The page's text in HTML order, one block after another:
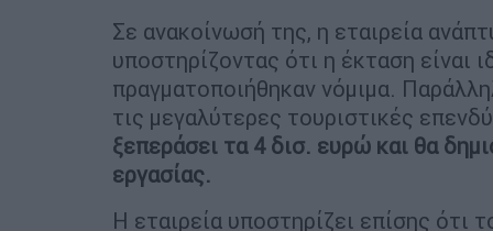
Σε ανακοίνωσή της, η εταιρεία
υποστηρίζοντας ότι η έκταση είναι
πραγματοποιήθηκαν νόμιμα.
τις μεγαλύτερες τουριστικές
ξεπεράσει τα 4 δισ. ευρώ και θα
εργασίας.
Η εταιρεία υποστηρίζει επίσης ότι